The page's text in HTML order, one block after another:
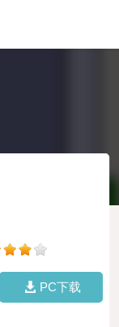
PC下载